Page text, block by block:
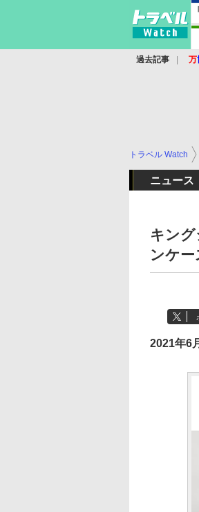
過去記事 万
トラベル Watch
ニュース
キン
ンケ
2021年6